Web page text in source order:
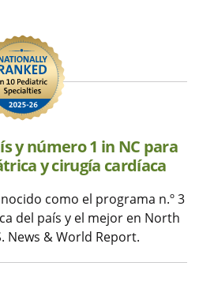
y número 1 in NC para
y cirugía cardíaca
como el programa n.º 3
del país y el mejor en North
News & World Report.